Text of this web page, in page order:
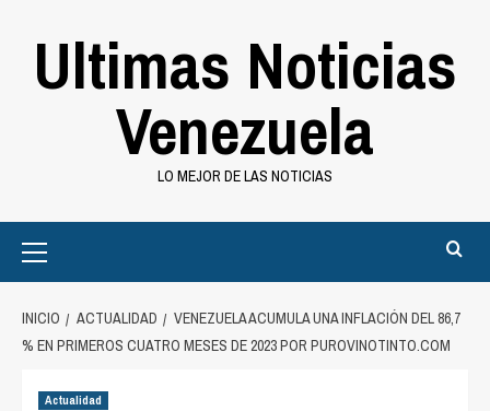
Ultimas Noticias
Venezuela
LO MEJOR DE LAS NOTICIAS
Menu
INICIO ACTUALIDAD
VENEZUELA ACUMULA UNA INFLACIÓN DEL 86,7
% EN PRIMEROS CUATRO MESES DE 2023 POR PUROVINOTINTO.COM
Actualidad